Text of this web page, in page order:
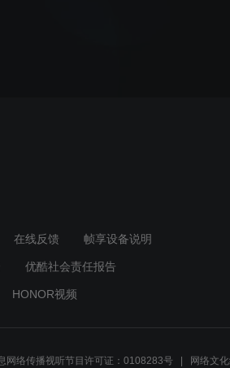
在线反馈 帧享设备说明
优酷社会责任报告
HONOR视频
网络传播视听节目许可证：0108283号 网络文